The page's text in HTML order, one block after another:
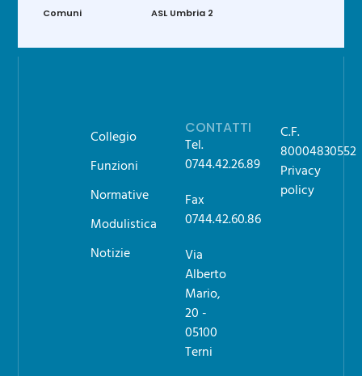
Comuni
ASL Umbria 2
Collegio
Funzioni
Normative
Modulistica
Notizie
CONTATTI
Tel.
0744.42.26.89
Fax
0744.42.60.86
Via
Alberto
Mario,
20 -
05100
Terni
C.F.
80004830552
Privacy
policy